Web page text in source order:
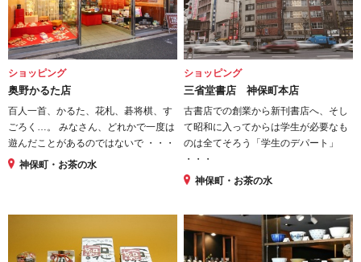
ショッピング
奥野かるた店
百人一首、かるた、花札、碁将棋、す
ごろく…。 みなさん、どれかで一度は
遊んだことがあるのではないで ・・・
神保町・お茶の水
ショッピング
三省堂書店 神保町本店
古書店での創業から新刊書店へ、そし
て昭和に入ってからは学生が必要なも
のは全てそろう「学生のデパート」
・・・
神保町・お茶の水